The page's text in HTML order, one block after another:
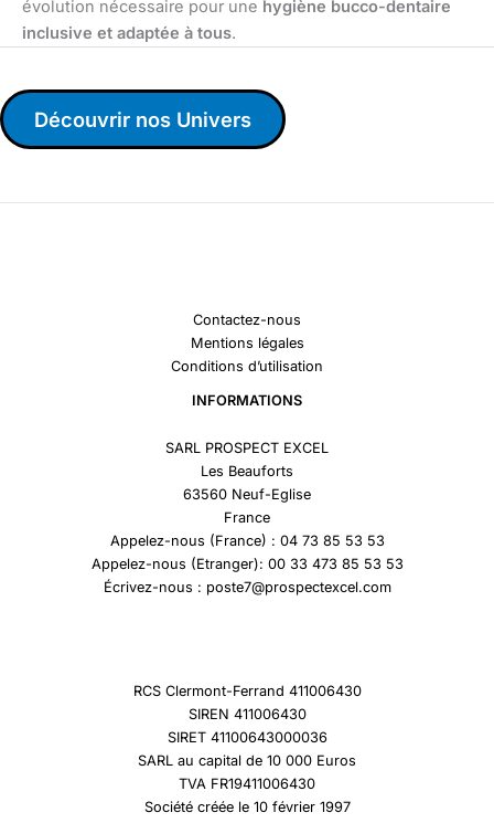
évolution nécessaire pour une hygiène bucco-dentaire
inclusive et adaptée à tous.
Découvrir nos Univers
Contactez-nous
Mentions légales
Conditions d’utilisation
INFORMATIONS
SARL PROSPECT EXCEL
Les Beauforts
63560 Neuf-Eglise
France
Appelez-nous (France) : 04 73 85 53 53
Appelez-nous (Etranger): 00 33 473 85 53 53
Écrivez-nous : poste7@prospectexcel.com
RCS Clermont-Ferrand 411006430
SIREN 411006430
SIRET 41100643000036
SARL au capital de 10 000 Euros
TVA FR19411006430
Société créée le 10 février 1997